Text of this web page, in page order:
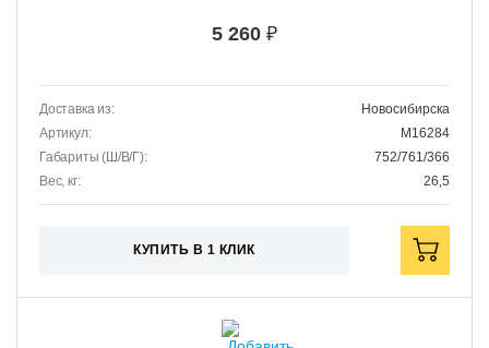
5 260 ₽
Доставка из:
Новосибирска
Артикул:
M16284
Габариты (Ш/В/Г):
752/761/366
Вес, кг:
26,5
КУПИТЬ В 1 КЛИК